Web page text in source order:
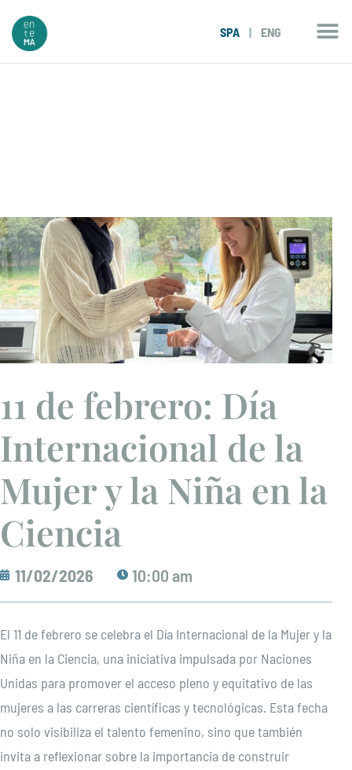
SPA | ENG
11 de febrero: Día
Internacional de la
Mujer y la Niña en la
Ciencia
11/02/2026 10:00 am
El 11 de febrero se celebra el Día Internacional de la Mujer y la
Niña en la Ciencia, una iniciativa impulsada por Naciones
Unidas para promover el acceso pleno y equitativo de las
mujeres a las carreras científicas y tecnológicas. Esta fecha
no solo visibiliza el talento femenino, sino que también
invita a reflexionar sobre la importancia de construir